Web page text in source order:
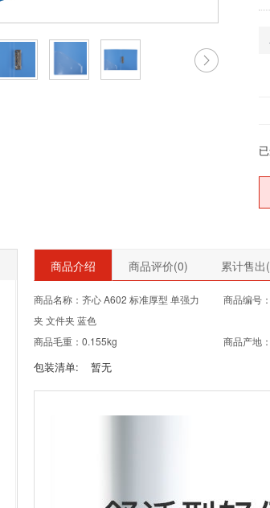
商品介绍 商品评价(0) 累计售出(
商品名称：齐心 A602 标准厚型 单强力
夹 文件夹 蓝色
商品编号
商品毛重：0.155kg 商品产地
包装清单: 暂无